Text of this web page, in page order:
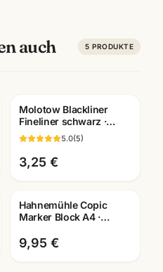
auch 5 PRODUKTE
Molotow Blackliner
Fineliner schwarz ·
pigmentiert +
dokumentenecht ·
Künstlerbedarf
5.0(5)
3,25 €
Hahnemühle Copic
Marker Block A4 ·
10628580 · Mannheim
9,95 €